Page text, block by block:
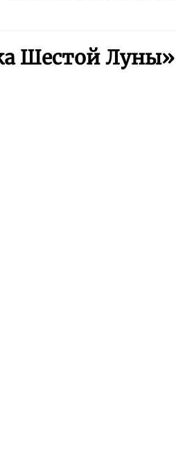
Шестой Луны»